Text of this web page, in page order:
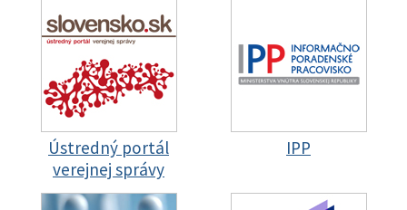
Ústredný portál
verejnej správy
IPP